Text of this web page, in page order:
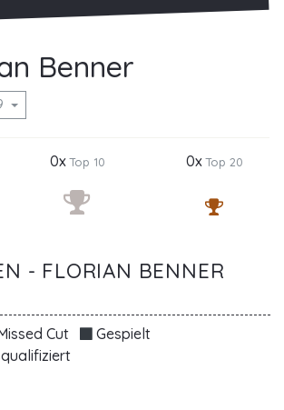
Benner
0xTop 10 0xTop 20
- FLORIAN BENNER
Cut
Gespielt